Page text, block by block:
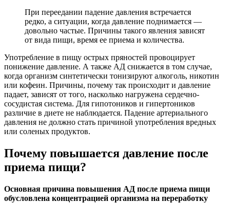
При переедании падение давления встречается
редко, а ситуации, когда давление поднимается —
довольно частые. Причины такого явления зависят
от вида пищи, время ее приема и количества.
Употребление в пищу острых пряностей провоцирует
понижение давление. А также АД снижается в том случае,
когда организм синтетически тонизируют алкоголь, никотин
или кофеин. Причины, почему так происходит и давление
падает, зависят от того, насколько нагружена сердечно-
сосудистая система. Для гипотоников и гипертоников
различие в диете не наблюдается. Падение артериального
давления не должно стать причиной употребления вредных
или соленых продуктов.
Почему повышается давление после
приема пищи?
Основная причина повышения АД после приема пищи
обусловлена концентрацией организма на переработку